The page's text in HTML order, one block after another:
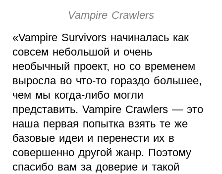
Vampire Crawlers
«Vampire Survivors начиналась как
совсем небольшой и очень
необычный проект, но со временем
выросла во что-то гораздо большее,
чем мы когда-либо могли
представить. Vampire Crawlers — это
наша первая попытка взять те же
базовые идеи и перенести их в
совершенно другой жанр. Поэтому
спасибо вам за доверие и такой